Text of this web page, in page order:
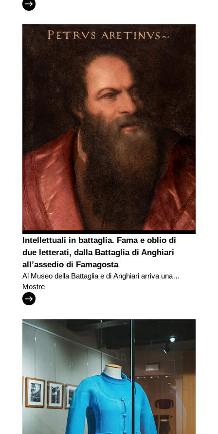
Intellettuali in battaglia. Fama e oblio di
due letterati, dalla Battaglia di Anghiari
all’assedio di Famagosta
Al Museo della Battaglia e di Anghiari arriva una
nuova mostra di Terre degli Uffizi
Mostre